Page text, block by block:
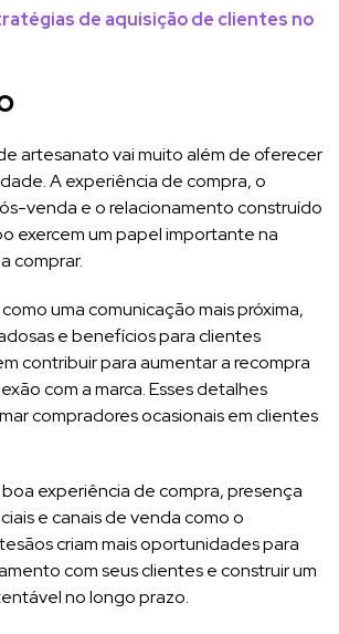
de aquisição de clientes no
artesanato vai muito além de oferecer
A experiência de compra, o
venda e o relacionamento construído
exercem um papel importante na
comprar.
uma comunicação mais próxima,
e benefícios para clientes
contribuir para aumentar a recompra
com a marca. Esses detalhes
compradores ocasionais em clientes
experiência de compra, presença
e canais de venda como o
criam mais oportunidades para
com seus clientes e construir um
no longo prazo.